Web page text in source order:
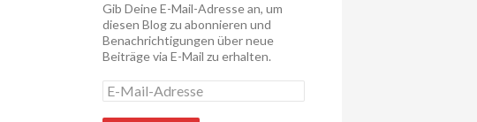
Gib Deine E-Mail-Adresse an, um
diesen Blog zu abonnieren und
Benachrichtigungen über neue
Beiträge via E-Mail zu erhalten.
E
-